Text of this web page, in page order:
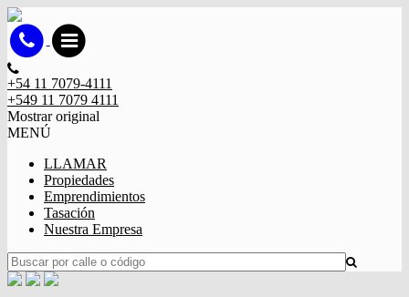
+54 11 7079-4111
+549 11 7079 4111
Mostrar original
MENÚ
LLAMAR
Propiedades
Emprendimientos
Tasación
Nuestra Empresa